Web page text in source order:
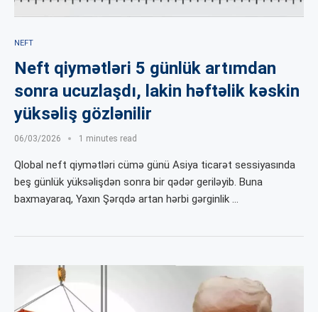
NEFT
Neft qiymətləri 5 günlük artımdan
sonra ucuzlaşdı, lakin həftəlik kəskin
yüksəliş gözlənilir
06/03/2026 1 minutes read
Qlobal neft qiymətləri cümə günü Asiya ticarət sessiyasında
beş günlük yüksəlişdən sonra bir qədər geriləyib. Buna
baxmayaraq, Yaxın Şərqdə artan hərbi gərginlik …